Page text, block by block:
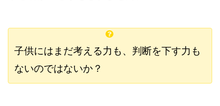
子供にはまだ考える力も、判断を下す力も
ないのではないか？